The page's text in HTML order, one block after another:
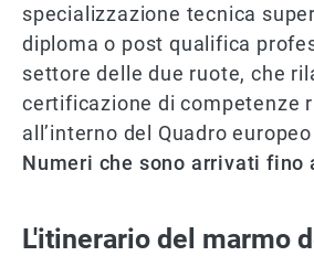
specializzazione tecnica
diploma o post qualifica
settore delle due ruote, che
certificazione di competenze
all’interno del Quadro
Numeri che sono arrivati fino
L'itinerario del marmo